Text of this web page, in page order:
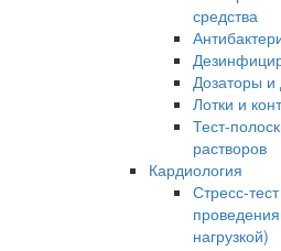
средства
Дозаторы и
Лотки и
Тест-
растворов
Кардиология
Стресс-
нагрузкой)